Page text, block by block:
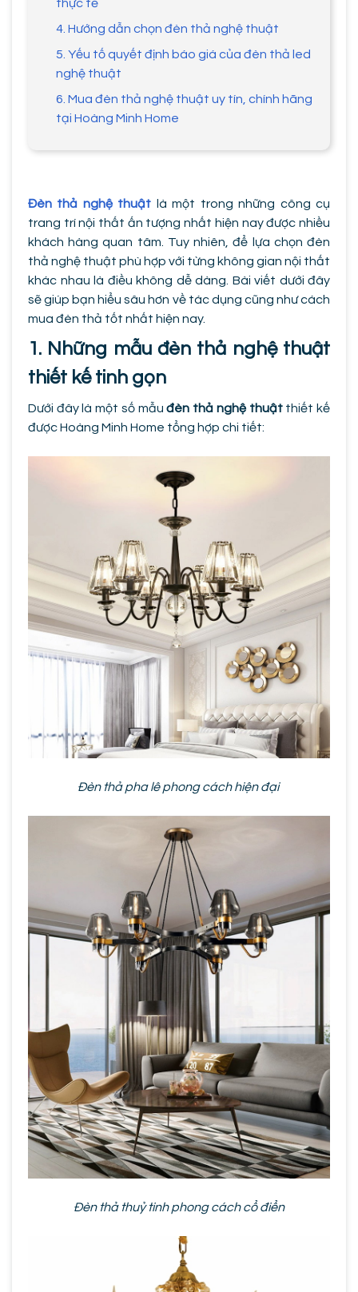
thực tế
4. Hướng dẫn chọn đèn thả nghệ thuật
5. Yếu tố quyết định báo giá của đèn thả led
nghệ thuật
6. Mua đèn thả nghệ thuật uy tín, chính hãng
tại Hoàng Minh Home
Đèn thả nghệ thuật là một trong những công cụ
trang trí nội thất ấn tượng nhất hiện nay được nhiều
khách hàng quan tâm. Tuy nhiên, để lựa chọn đèn
thả nghệ thuật phù hợp với từng không gian nội thất
khác nhau là điều không dễ dàng. Bài viết dưới đây
sẽ giúp bạn hiểu sâu hơn về tác dụng cũng như cách
mua đèn thả tốt nhất hiện nay.
1. Những mẫu đèn thả nghệ thuật
thiết kế tinh gọn
Dưới đây là một số mẫuđèn thả nghệ thuậtthiết kế
được Hoàng Minh Home tổng hợp chi tiết:
Đèn thả pha lê phong cách hiện đại
Đèn thả thuỷ tinh phong cách cổ điển